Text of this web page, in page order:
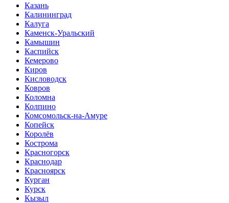
Казань
Калининград
Калуга
Каменск-Уральский
Камышин
Каспийск
Кемерово
Киров
Кисловодск
Ковров
Коломна
Колпино
Комсомольск-на-Амуре
Копейск
Королёв
Кострома
Красногорск
Краснодар
Красноярск
Курган
Курск
Кызыл